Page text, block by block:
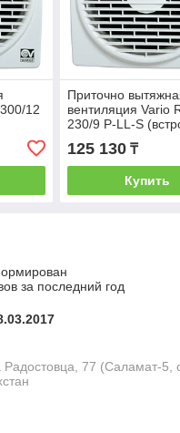
12
Приточно
вентиляция Vario
230/9 P-LL-S
125 130₸
Купить
за последний год
77 (Саламат-5,